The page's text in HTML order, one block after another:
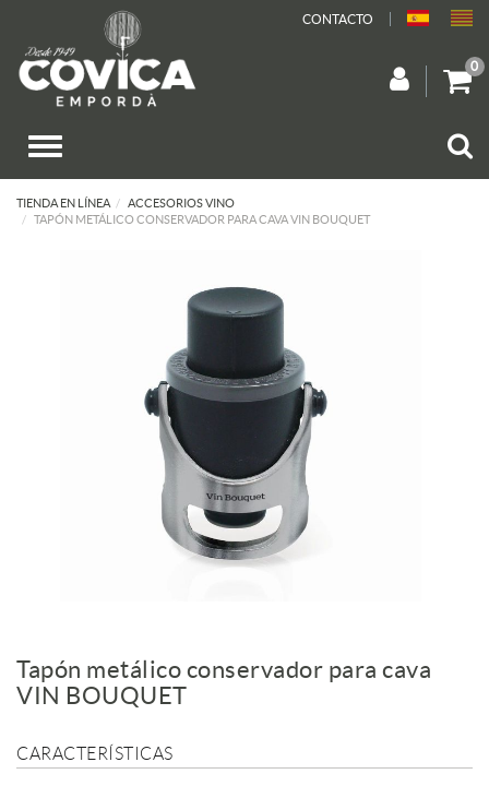
CONTACTO
0
TIENDA EN LÍNEA
ACCESORIOS VINO
TAPÓN METÁLICO CONSERVADOR PARA CAVA VIN BOUQUET
Tapón metálico conservador para cava
VIN BOUQUET
CARACTERÍSTICAS